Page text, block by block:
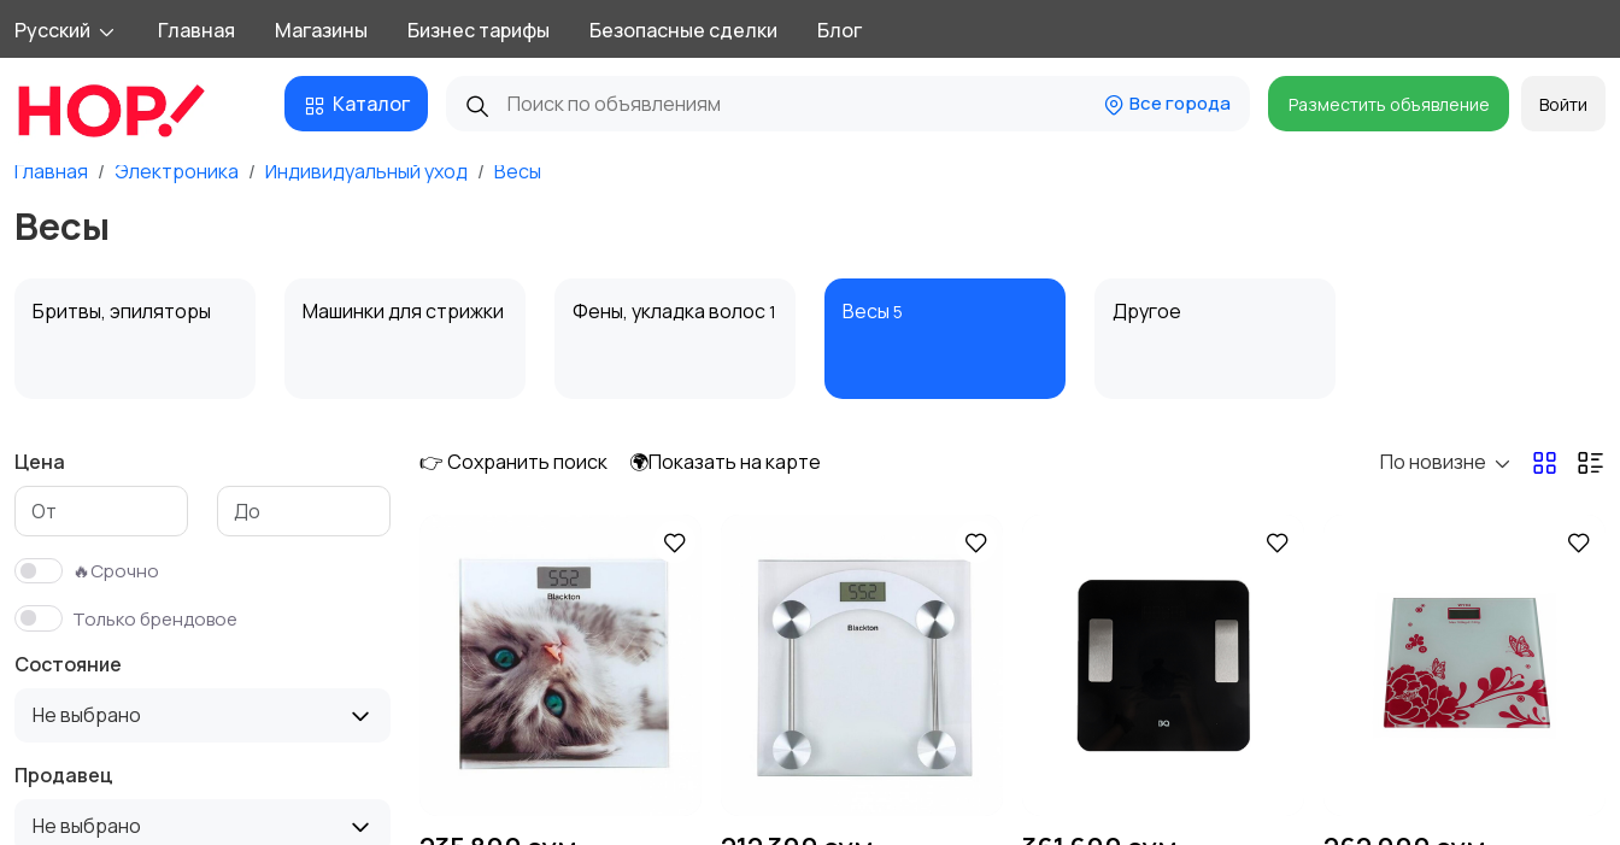
Русский Главная Магазины Бизнес тарифы Безопасные сделки Блог
Каталог Все города Разместить объявление Войти
Главная Электроника Индивидуальный уход Весы
Весы
Бритвы, эпиляторы Машинки для стрижки Фены, укладка волос1 Весы 5 Другое
Цена
🔥Срочно
Только брендовое
Состояние
Не выбрано
Продавец
Не выбрано
👉 Сохранить поиск 🌍Показать на карте По новизне